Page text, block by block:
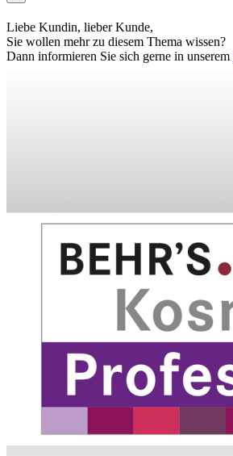
Liebe Kundin, lieber Kunde,
Sie wollen mehr zu diesem Thema wissen?
Dann informieren Sie sich gerne in unserem